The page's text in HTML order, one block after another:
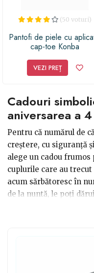
(50 voturi)
Pantofi de piele cu
cap-toe Konba
VEZI PREȚ
Cadouri
aniversarea a
Pentru că numărul de
creștere, cu siguranță
alege un cadou
cuplurile care au
acum sărbătoresc în
de la nuntă, le poți
sau altceva
precum un set de 5